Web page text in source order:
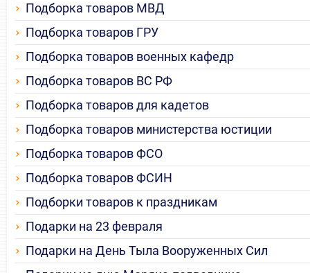
Подборка товаров МВД
Подборка товаров ГРУ
Подборка товаров военных кафедр
Подборка товаров ВС РФ
Подборка товаров для кадетов
Подборка товаров министерства юстиции
Подборка товаров ФСО
Подборка товаров ФСИН
Подборки товаров к праздникам
Подарки на 23 февраля
Подарки на День Тыла Вооруженных Сил